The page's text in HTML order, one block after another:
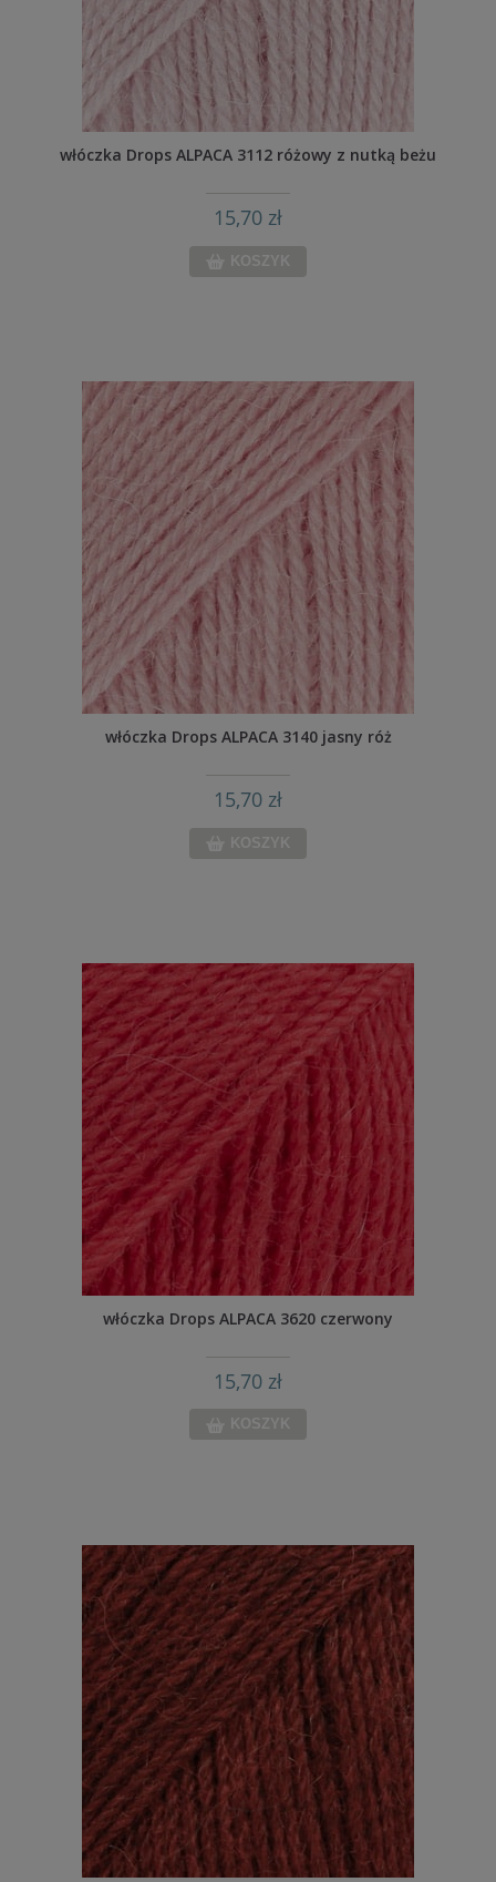
włóczka Drops ALPACA 3112 różowy z nutką beżu
15,70 zł
KOSZYK
włóczka Drops ALPACA 3140 jasny róż
15,70 zł
KOSZYK
włóczka Drops ALPACA 3620 czerwony
15,70 zł
KOSZYK